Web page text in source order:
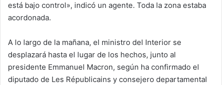
está bajo control», indicó un agente. Toda la zona estaba
acordonada.
A lo largo de la mañana, el ministro del Interior se
desplazará hasta el lugar de los hechos, junto al
presidente Emmanuel Macron, según ha confirmado el
diputado de Les Républicains y consejero departamental